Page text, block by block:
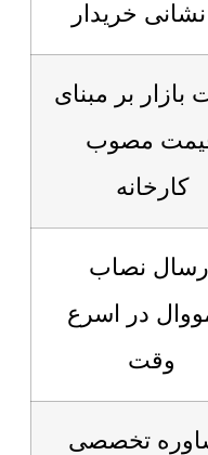
خریدار
بازار بر مبنای
مصوب
کارخانه
ارسال نصاب
در اسرع
وقت
تخصصی